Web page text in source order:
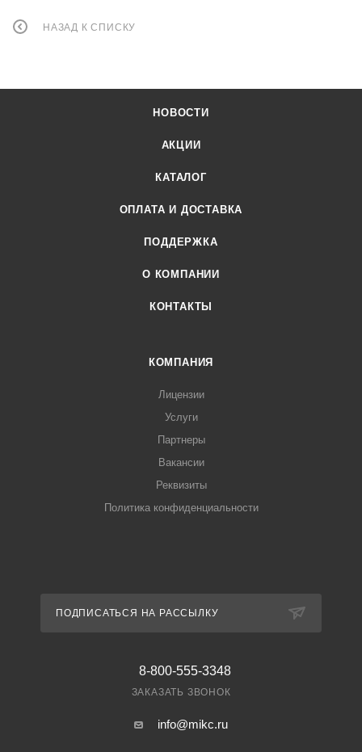
НАЗАД К СПИСКУ
НОВОСТИ
АКЦИИ
КАТАЛОГ
ОПЛАТА И ДОСТАВКА
ПОДДЕРЖКА
О КОМПАНИИ
КОНТАКТЫ
КОМПАНИЯ
Лицензии
Услуги
Партнеры
Вакансии
Реквизиты
Политика конфиденциальности
ПОДПИСАТЬСЯ НА РАССЫЛКУ
8-800-555-3348
ЗАКАЗАТЬ ЗВОНОК
info@mikc.ru